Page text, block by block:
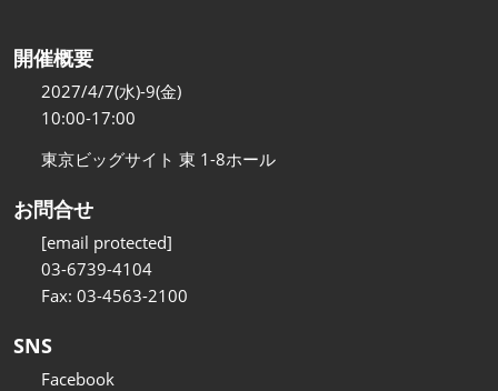
開催概要
2027/4/7(水)-9(金)
10:00-17:00
東京ビッグサイト 東 1-8ホール
お問合せ
[email protected]
03-6739-4104
Fax: 03-4563-2100
SNS
Facebook